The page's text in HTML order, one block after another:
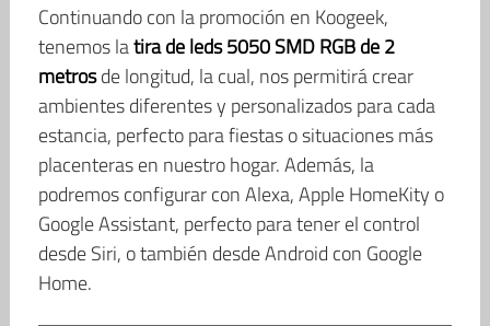
Continuando con la promoción en Koogeek,
tenemos latira de leds 5050 SMD RGB de 2
metrosde longitud, la cual, nos permitirá crear
ambientes diferentes y personalizados para cada
estancia, perfecto para fiestas o situaciones más
placenteras en nuestro hogar. Además, la
podremos configurar con Alexa, Apple HomeKity o
Google Assistant, perfecto para tener el control
desde Siri, o también desde Android con Google
Home.